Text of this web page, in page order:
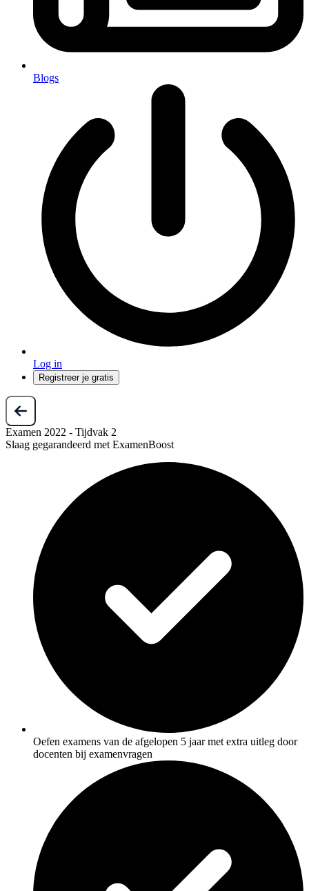
Blogs
Log in
Registreer je gratis
Examen 2022 - Tijdvak 2
Slaag gegarandeerd met ExamenBoost
Oefen examens van de afgelopen 5 jaar met extra uitleg door
docenten bij examenvragen